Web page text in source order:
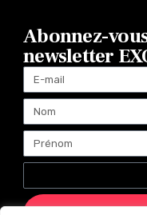
Abonnez-
newsletter